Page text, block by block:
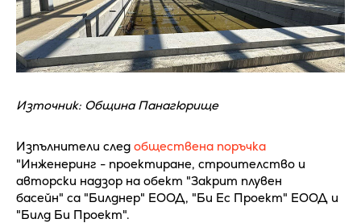
Източник: Община Панагюрище
Изпълнители след обществена поръчка
"Инженеринг - проектиране, строителство и
авторски надзор на обект "Закрит плувен
басейн" са "Билднер" ЕООД, "Би Ес Проект" ЕООД и
"Билд Би Проект".